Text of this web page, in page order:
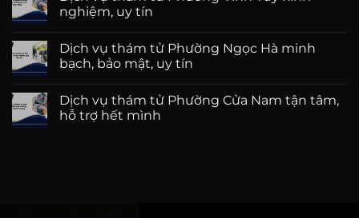
nghiệm, uy tín
Dịch vụ thám tử Phường Ngọc Hà minh
bạch, bảo mật, uy tín
Dịch vụ thám tử Phường Cửa Nam tận tâm,
hỗ trợ hết mình